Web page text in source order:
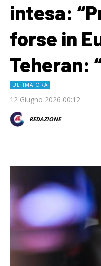
intesa:
forse in
Teheran:
ULTIMA ORA
12 Giugno 2026 00:12
REDAZIONE